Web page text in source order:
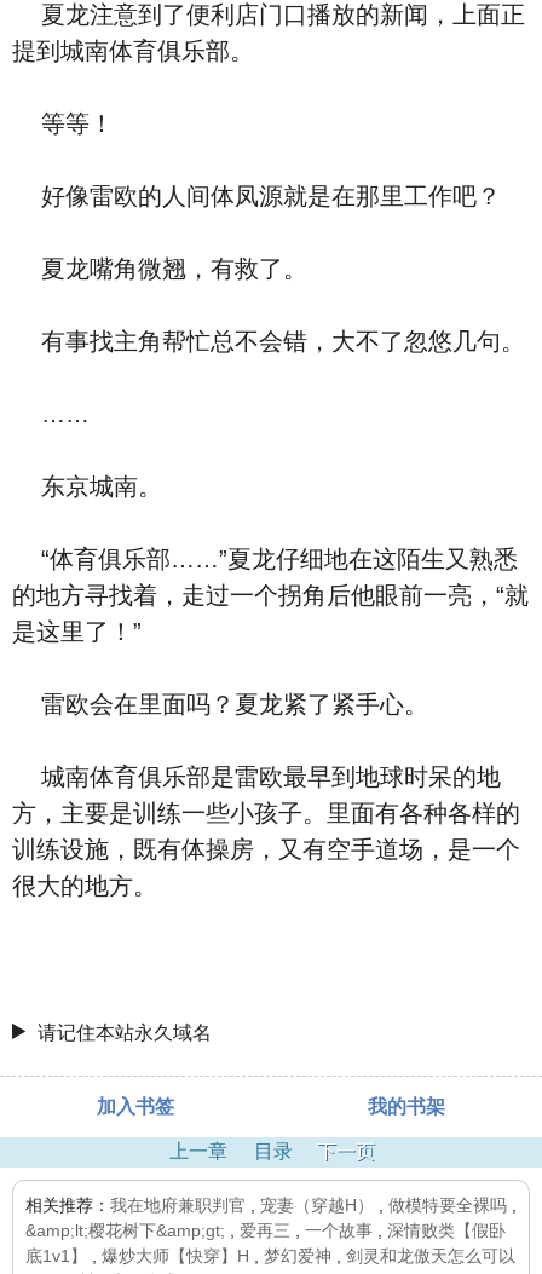
夏龙注意到了便利店门口播放的新闻，上面正
提到城南体育俱乐部。
等等！
好像雷欧的人间体凤源就是在那里工作吧？
夏龙嘴角微翘，有救了。
有事找主角帮忙总不会错，大不了忽悠几句。
……
东京城南。
“体育俱乐部……”夏龙仔细地在这陌生又熟悉
的地方寻找着，走过一个拐角后他眼前一亮，“就
是这里了！”
雷欧会在里面吗？夏龙紧了紧手心。
城南体育俱乐部是雷欧最早到地球时呆的地
方，主要是训练一些小孩子。里面有各种各样的
训练设施，既有体操房，又有空手道场，是一个
很大的地方。
请记住本站永久域名
加入书签 我的书架
上一章 目录 下一页
相关推荐： 我在地府兼职判官 宠妻（穿越H） 做模特要全裸吗
&amp;lt;樱花树下&amp;gt;
爱再三 一个故事
深情败类【假卧
底1v1】
爆炒大师【快穿】H 梦幻爱神
剑灵和龙傲天怎么可以